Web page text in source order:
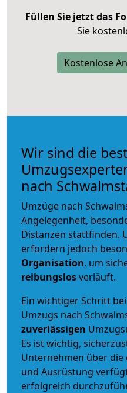
Füllen Sie jetzt das
Sie
Kostenlose
Wir sind die
nach
Umzüge nach
Angelegenheit,
Distanzen stattfinden.
erfordern jedoch
Organisation, um
reibungslosverläuft.
Ein wichtiger Schritt
Umzugs nach
zuverlässigen
Es ist wichtig,
Unternehmen über
und Ausrüstung
erfolgreich